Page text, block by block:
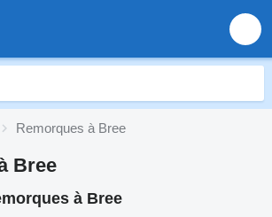
Remorques à Bree
Bree
à Bree